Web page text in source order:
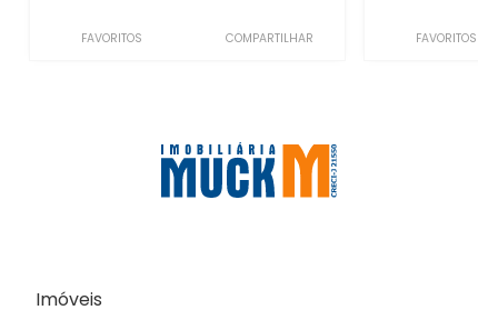
FAVORITOS COMPARTILHAR FAVORITOS
Imóveis